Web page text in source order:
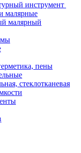
инструмент
малярные
малярный
пены
стеклотканевая